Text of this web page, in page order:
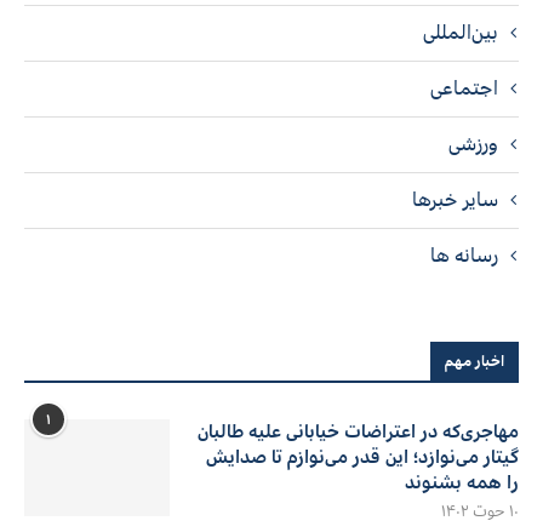
بین‌المللی
اجتماعی
ورزشی
سایر خبرها
رسانه ها
اخبار مهم
۱
مهاجری‌که در اعتراضات خیابانی علیه طالبان
گیتار می‌نوازد؛ این قدر می‌نوازم تا صدایش
را همه بشنوند
۱۰ حوت ۱۴۰۲